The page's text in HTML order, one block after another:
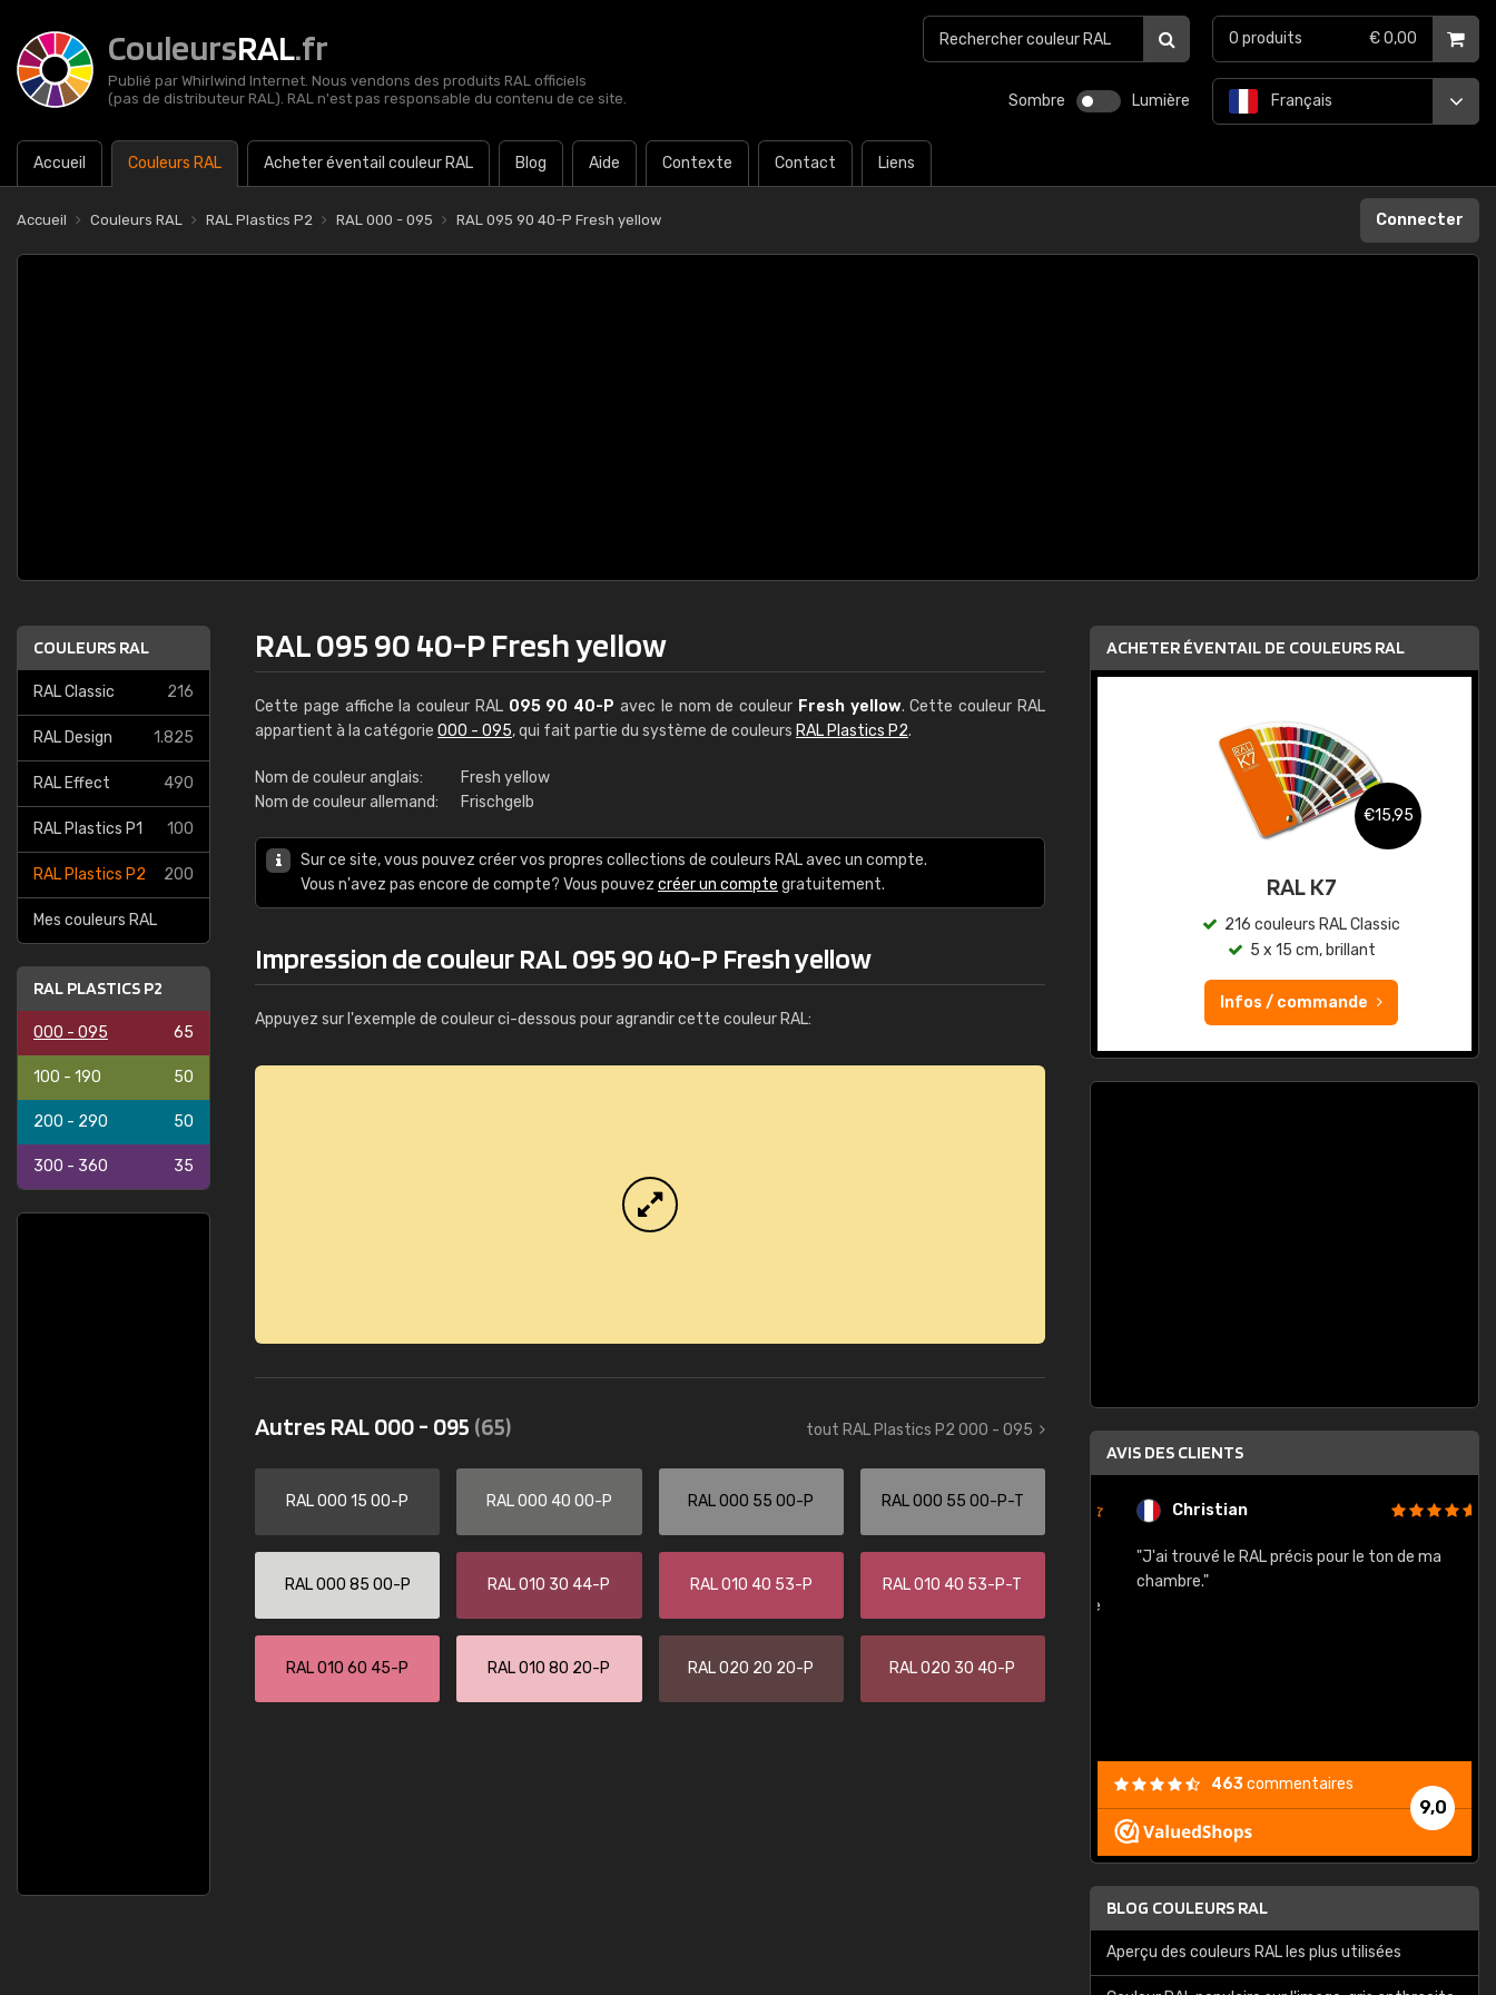
CouleursRAL.fr
Publié par Whirlwind Internet. Nous vendons des produits RAL officiels
(pas de distributeur RAL). RAL n'est pas responsable du contenu de ce site.
Sombre Lumière
Accueil Couleurs RAL Acheter éventail couleur RAL Blog Aide Contexte Contact Liens
Français
0 produits € 0,00
Accueil Couleurs RAL RAL Plastics P2 RAL 000 - 095 RAL 095 90 40-P Fresh yellow Connecter
COULEURS RAL
RAL Classic 216
RAL Design 1.825
RAL Effect 490
RAL Plastics P1 100
RAL Plastics P2 200
Mes couleurs RAL
RAL PLASTICS P2
000 - 095 65
100 - 190 50
200 - 290 50
300 - 360 35
RAL 095 90 40-P Fresh yellow
Cette page affiche la couleur RAL 095 90 40-P avec le nom de couleur Fresh yellow. Cette couleur RAL
appartient à la catégorie 000 - 095, qui fait partie du système de couleurs RAL Plastics P2.
Nom de couleur anglais:
Fresh yellow
Nom de couleur allemand:
Frischgelb
Sur ce site, vous pouvez créer vos propres collections de couleurs RAL avec un compte.
Vous n'avez pas encore de compte? Vous pouvez créer un compte gratuitement.
Impression de couleur RAL 095 90 40-P Fresh yellow
Appuyez sur l'exemple de couleur ci-dessous pour agrandir cette couleur RAL:
Autres RAL 000 - 095 (65) tout RAL Plastics P2 000 - 095
RAL 000 15 00-P RAL 000 40 00-P RAL 000 55 00-P RAL 000 55 00-P-T
RAL 000 85 00-P RAL 010 30 44-P RAL 010 40 53-P RAL 010 40 53-P-T
RAL 010 60 45-P RAL 010 80 20-P RAL 020 20 20-P RAL 020 30 40-P
ACHETER ÉVENTAIL DE COULEURS RAL
RAL K7 à base d'eau
5 x 15 cm, brillant
€15,95
RAL K7
216 couleurs RAL Classic
5 x 15 cm, brillant
Infos / commande
AVIS DES CLIENTS
Guillaume Euvrard
"Le site ne permet pas de voir clairement quels
sont les produits disponibles. Il y a plusieurs
Christian
"J'ai trouvé le RAL précis pour le ton de ma
chambre."
9,0
463commentaires
BLOG COULEURS RAL
Aperçu des couleurs RAL les plus utilisées